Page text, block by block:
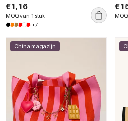
diverse kleuren
€1,16
MOQ van 1 stuk
+7
China magazijn